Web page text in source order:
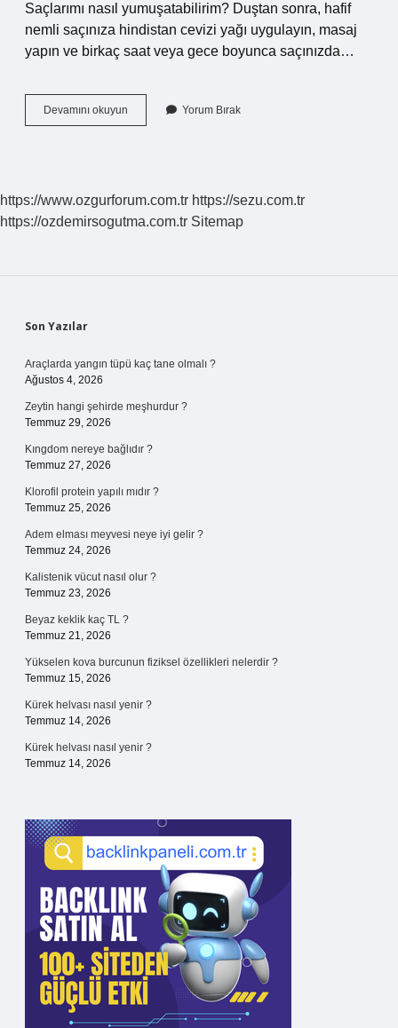
Saçlarımı nasıl yumuşatabilirim? Duştan sonra, hafif
nemli saçınıza hindistan cevizi yağı uygulayın, masaj
yapın ve birkaç saat veya gece boyunca saçınızda…
Devamını okuyun
Nasıl
Yorum Bırak
https://www.ozgurforum.com.tr https://sezu.com.tr
https://ozdemirsogutma.com.tr Sitemap
Sidebar
Son Yazılar
Araçlarda yangın tüpü kaç tane olmalı ?
Ağustos 4, 2026
Zeytin hangi şehirde meşhurdur ?
Temmuz 29, 2026
Kıngdom nereye bağlıdır ?
Temmuz 27, 2026
Klorofil protein yapılı mıdır ?
Temmuz 25, 2026
Adem elması meyvesi neye iyi gelir ?
Temmuz 24, 2026
Kalistenik vücut nasıl olur ?
Temmuz 23, 2026
Beyaz keklik kaç TL ?
Temmuz 21, 2026
Yükselen kova burcunun fiziksel özellikleri nelerdir ?
Temmuz 15, 2026
Kürek helvası nasıl yenir ?
Temmuz 14, 2026
Kürek helvası nasıl yenir ?
Temmuz 14, 2026